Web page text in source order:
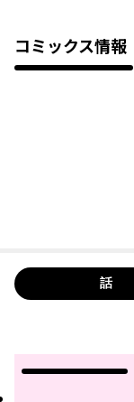
コミックス情報
話